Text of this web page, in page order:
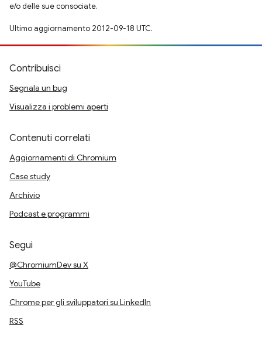
e/o delle sue consociate.
Ultimo aggiornamento 2012-09-18 UTC.
Contribuisci
Segnala un bug
Visualizza i problemi aperti
Contenuti correlati
Aggiornamenti di Chromium
Case study
Archivio
Podcast e programmi
Segui
@ChromiumDev su X
YouTube
Chrome per gli sviluppatori su LinkedIn
RSS